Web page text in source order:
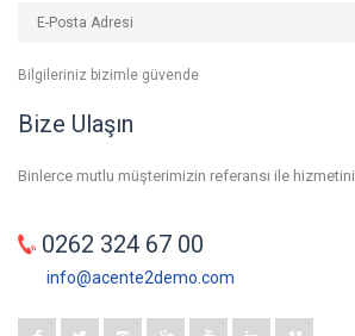
Bilgileriniz bizimle güvende
Bize Ulaşın
Binlerce mutlu müşterimizin referansı ile
0262 324 67 00
info@acente2demo.com